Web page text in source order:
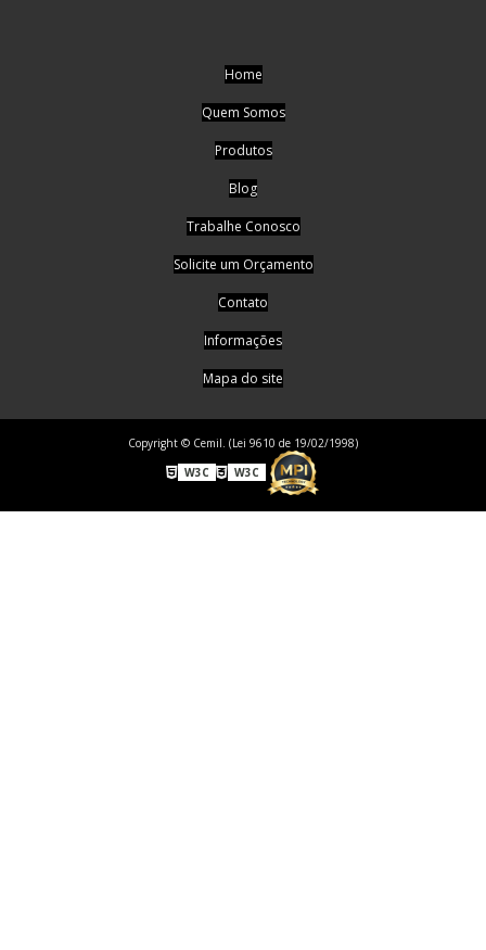
Home
Quem Somos
Produtos
Blog
Trabalhe Conosco
Solicite um Orçamento
Contato
Informações
Mapa do site
Copyright © Cemil. (Lei 9610 de 19/02/1998)
W3C
W3C